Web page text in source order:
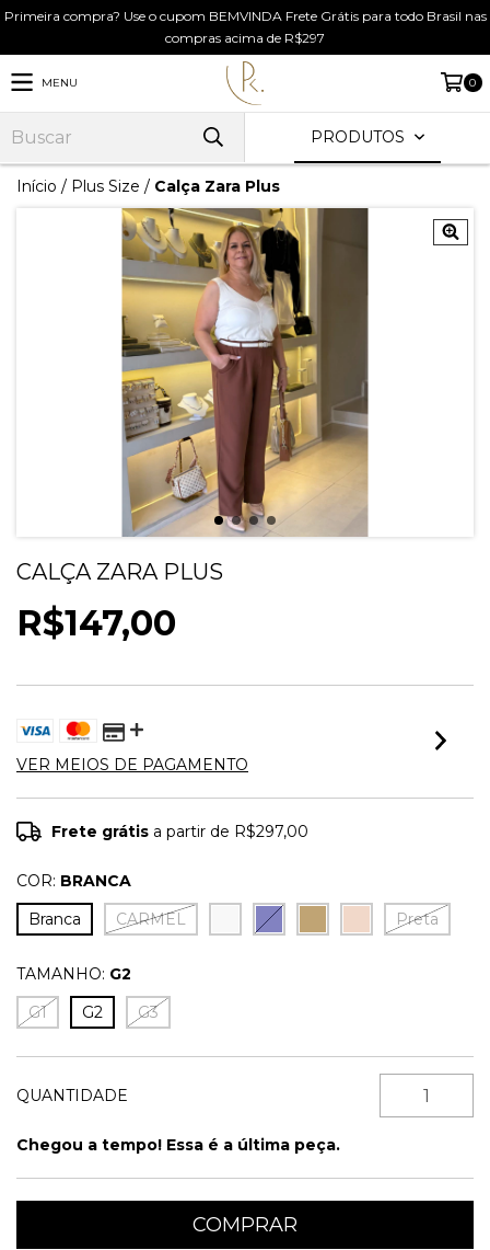
Primeira compra? Use o cupom BEMVINDA Frete Grátis para todo Brasil nas
compras acima de R$297
MENU 0
PRODUTOS
Início / Plus Size / Calça Zara Plus
CALÇA ZARA PLUS
R$147,00
VER MEIOS DE PAGAMENTO
Frete grátis a partir de R$297,00
COR: BRANCA
Branca
CARMEL Preta
TAMANHO: G2
G1
G2 G3
QUANTIDADE
Chegou a tempo! Essa é a última peça.